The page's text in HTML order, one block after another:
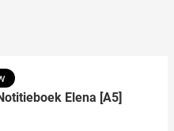
Elena [A5]